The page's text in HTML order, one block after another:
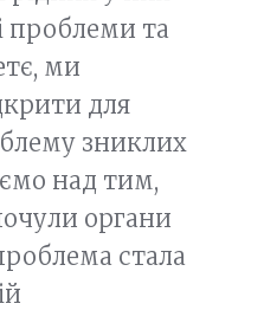
проблеми та
ми
для
зниклих
над тим,
органи
стала